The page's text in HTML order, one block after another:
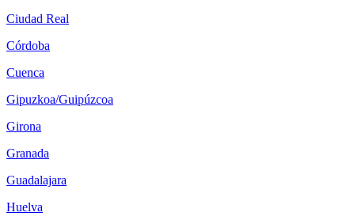
Ciudad Real
Córdoba
Cuenca
Gipuzkoa/Guipúzcoa
Girona
Granada
Guadalajara
Huelva